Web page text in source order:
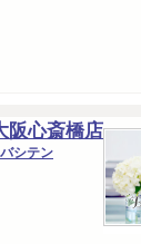
阪心斎橋店
シテン